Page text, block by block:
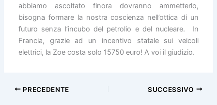
abbiamo ascoltato finora dovranno ammetterlo,
bisogna formare la nostra coscienza nell’ottica di un
futuro senza l’incubo del petrolio e del nucleare. In
Francia, grazie ad un incentivo statale sui veicoli
elettrici, la Zoe costa solo 15750 euro! A voi il giudizio.
PRECEDENTE SUCCESSIVO